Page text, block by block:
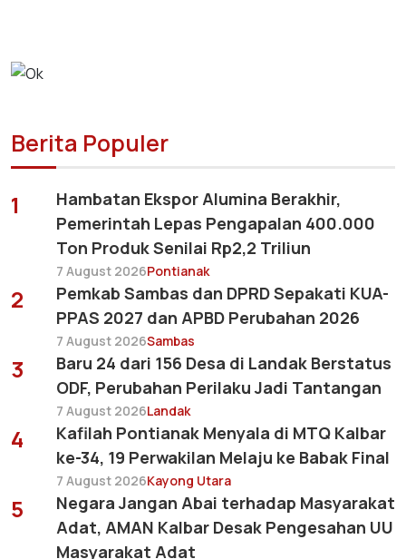
Berita Populer
1
Hambatan Ekspor Alumina Berakhir,
Pemerintah Lepas Pengapalan 400.000
Ton Produk Senilai Rp2,2 Triliun
7 August 2026Pontianak
2
Pemkab Sambas dan DPRD Sepakati KUA-
PPAS 2027 dan APBD Perubahan 2026
7 August 2026Sambas
3
Baru 24 dari 156 Desa di Landak Berstatus
ODF, Perubahan Perilaku Jadi Tantangan
7 August 2026Landak
4
Kafilah Pontianak Menyala di MTQ Kalbar
ke-34, 19 Perwakilan Melaju ke Babak Final
7 August 2026Kayong Utara
5
Negara Jangan Abai terhadap Masyarakat
Adat, AMAN Kalbar Desak Pengesahan UU
Masyarakat Adat